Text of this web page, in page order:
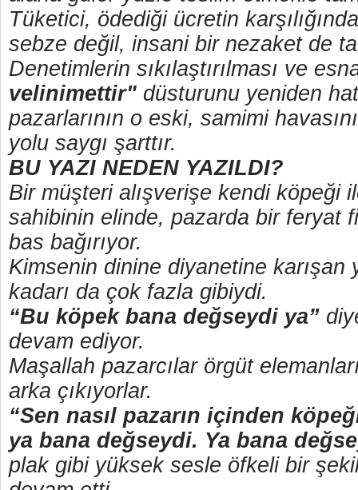
Tüketici, ödediği ücretin
sebze değil, insani bir nezaket de
Denetimlerin sıkılaştırılması ve
velinimettir" düsturunu yeniden
pazarlarının o eski, samimi
yolu saygı şarttır.
BU YAZI NEDEN YAZILDI?
Bir müşteri alışverişe kendi köpeği
sahibinin elinde, pazarda bir feryat
bas bağırıyor.
Kimsenin dinine diyanetine karışan
kadarı da çok fazla gibiydi.
“Bu köpek bana değseydi ya”
devam ediyor.
Maşallah pazarcılar örgüt
arka çıkıyorlar.
“Sen nasıl pazarın içinden
ya bana değseydi. Ya bana
plak gibi yüksek sesle öfkeli bir